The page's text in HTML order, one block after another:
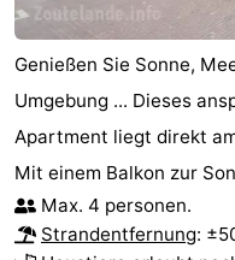
Genießen Sie Sonne,
Umgebung ... Dieses
Apartment liegt direkt
Mit einem Balkon zur
Max. 4 personen.
Strandentfernung: